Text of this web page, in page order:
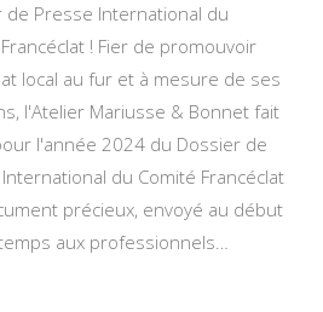
de Presse International du
! Fier de promouvoir
local au fur et à mesure de ses
l'Atelier Mariusse & Bonnet fait
l'année 2024 du Dossier de
du Comité Francéclat
précieux, envoyé au début
aux professionnels…